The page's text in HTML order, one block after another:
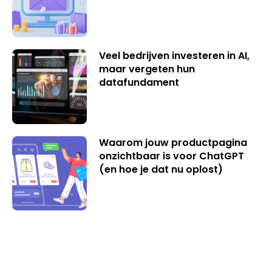
Veel bedrijven investeren in AI,
maar vergeten hun
datafundament
Waarom jouw productpagina
onzichtbaar is voor ChatGPT
(en hoe je dat nu oplost)